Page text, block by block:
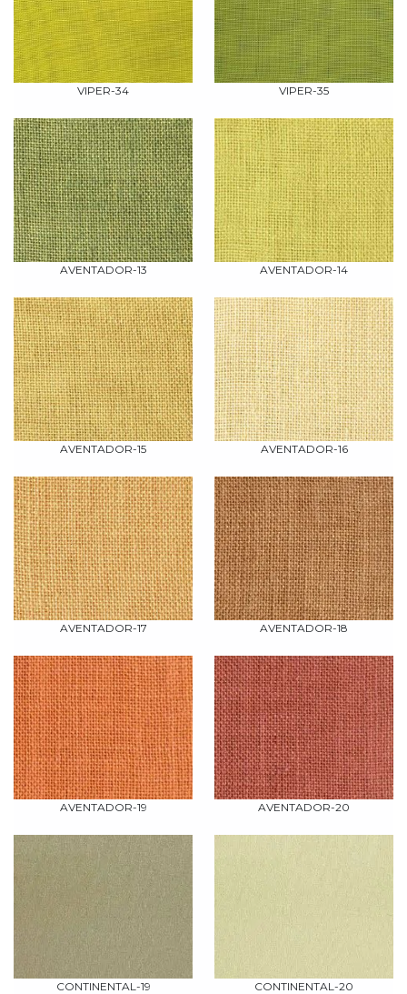
VIPER-34 VIPER-35
AVENTADOR-13 AVENTADOR-14
AVENTADOR-15 AVENTADOR-16
AVENTADOR-17 AVENTADOR-18
AVENTADOR-19 AVENTADOR-20
CONTINENTAL-19 CONTINENTAL-20